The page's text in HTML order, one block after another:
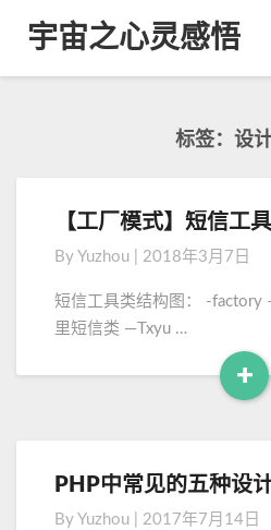
宇宙之心灵感悟
标签：设
工
厂
模
式
示
例
【工厂模式】短信工
By Yuzhou 2018年3月7日
短信工具类结构图： -factory
里短信类 —Txyu …
+
R
d
M
P
H
PHP中常见的五种设
By Yuzhou 2017年7月14日